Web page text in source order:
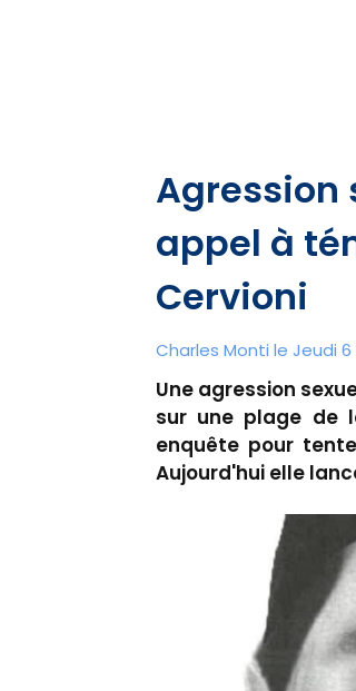
Agression
appel à
Cervioni
Charles Monti le Jeudi 6
Une agression
sur une plage de
enquête pour
Aujourd'hui elle